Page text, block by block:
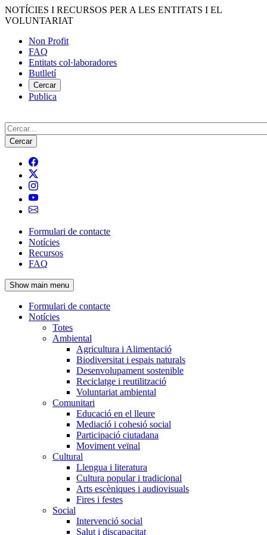
Vés
al
NOTÍCIES I RECURSOS PER A LES ENTITATS I EL
VOLUNTARIAT
Menú
del
compte
d'usuari
Non Profit
FAQ
Entitats col·laboradores
Butlletí
Cercar
Publica
Cerca
Navegació
principal
de
l'encapçalament
Formulari de contacte
Notícies
Recursos
FAQ
Show main menu
Navegació
principal
Formulari de contacte
Notícies
Totes
Ambiental
Agricultura i Alimentació
Biodiversitat i espais naturals
Desenvolupament sostenible
Reciclatge i reutilització
Voluntariat ambiental
Comunitari
Educació en el lleure
Mediació i cohesió social
Participació ciutadana
Moviment veïnal
Cultural
Llengua i literatura
Cultura popular i tradicional
Arts escèniques i audiovisuals
Fires i festes
Social
Intervenció social
Salut i discapacitat